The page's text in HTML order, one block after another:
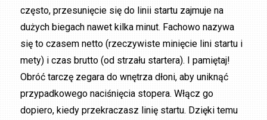
często, przesunięcie się do linii startu zajmuje na
dużych biegach nawet kilka minut. Fachowo nazywa
się to czasem netto (rzeczywiste minięcie lini startu i
mety) i czas brutto (od strzału startera). I pamiętaj!
Obróć tarczę zegara do wnętrza dłoni, aby uniknąć
przypadkowego naciśnięcia stopera. Włącz go
dopiero, kiedy przekraczasz linię startu. Dzięki temu